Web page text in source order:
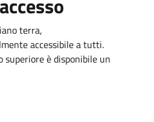
terra,
accessibile a tutti.
superiore è disponibile un